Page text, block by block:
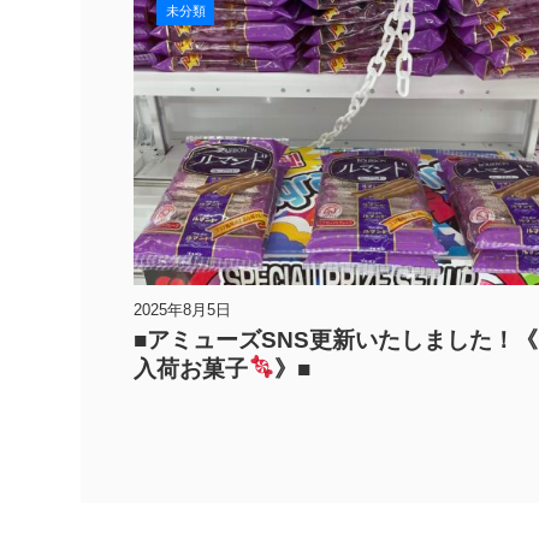
未分類
2025年8月5日
■アミューズSNS更新いたしました！《
入荷お菓子
》■